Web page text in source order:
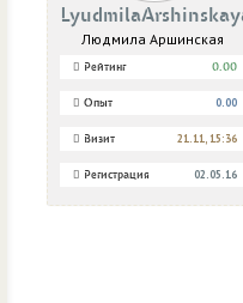
Людмила Аршинская
Рейтинг 0.00
Опыт 0.00
Визит 21.11, 15:36
Регистрация 02.05.16